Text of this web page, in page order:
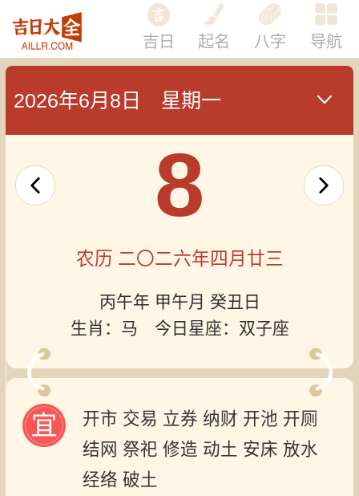
吉日 起名 八字 导航
2026年6月8日 星期一
8
农历 二〇二六年四月廿三
丙午年 甲午月 癸丑日
生肖：马 今日星座：双子座
开市 交易 立券 纳财 开池 开厕
结网 祭祀 修造 动土 安床 放水
经络 破土